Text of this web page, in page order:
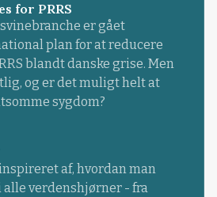
for PRRS
er gået
plan for at reducere
blandt danske grise. Men
og er det muligt helt at
sygdom?
af, hvordan man
verdenshjørner - fra